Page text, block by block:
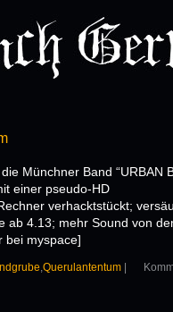
Münchner Band “URBAN
einer pseudo-HD
verhacktstückt;
ab 4.13; mehr Sound von
bei myspace]
,Querulantentum